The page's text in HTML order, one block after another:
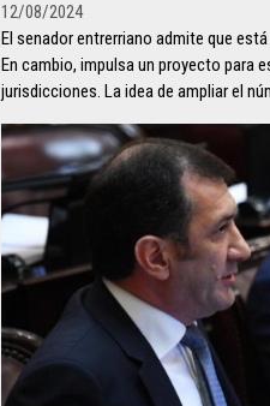
12/08/2024
El senador entrerriano admite que
En cambio, impulsa un proyecto para
jurisdicciones. La idea de ampliar el